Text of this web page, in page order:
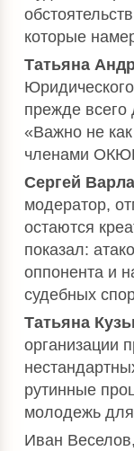
которые
Татьяна
прежде всего
«Важно не
членами
Сергей
модератор,
остаются
показал:
оппонента и
судебных
Татьяна
организации
рутинные
молодежь
Иван